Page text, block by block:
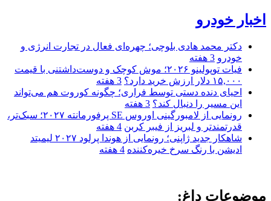
اخبار خودرو
دکتر محمد هادی بلوچی؛ چهره‌ای فعال در تجارت انرژی و
خودرو 3 هفته
فیات توپولینو ۲۰۲۶؛ موش کوچک و دوست‌داشتنی با قیمت
۱۵,۰۰۰ دلار ارزش خرید دارد؟
3 هفته
احیای دنده دستی توسط فراری؛ چگونه کوروت هم می‌تواند
این مسیر را دنبال کند؟ 3 هفته
رونمایی از لامبورگینی اوروس SE پرفورمانته ۲۰۲۷؛ سبک‌تر،
قدرتمندتر و لبریز از فیبر کربن 4 هفته
شاهکار جدید ژاپنی؛ رونمایی از هوندا پرلود ۲۰۲۷ لیمیتد
ادیشن با رنگ سرخ خیره‌کننده 4 هفته
موضوعات داغ: